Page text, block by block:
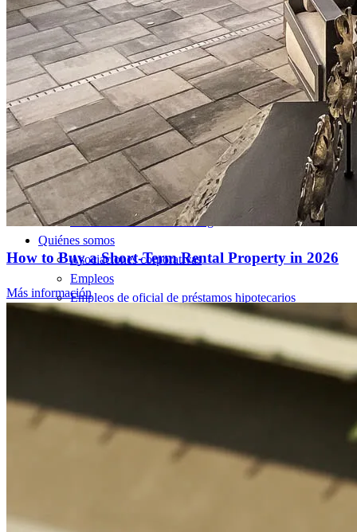
How to Buy a Short-Term Rental Property in 2026
Más información
Préstamos hipotecarios sobre el valor acumulado de la
vivienda
Programas de préstamo
Programas de asistencia para pagos iniciales
Recursos
Calculadoras de hipotecas
Artículos útiles
Calculadora del valor de la vivienda
Terminología hipotecaria
Videos sobre hipotecas
Pagar mi hipoteca
NMLSConsumerAccess.org
Quiénes somos
Asociaciones corporativas
Empleos
Empleos de oficial de préstamos hipotecarios
Prácticas
Abrir una sucursal
Información en español
Declaración de privacidad
Limitar el uso compartido de su información personal
Do Not Sell or Share My Personal Information (CA,